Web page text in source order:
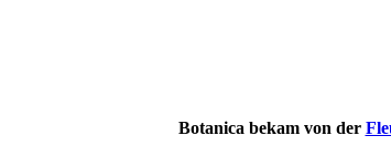
Botanica bekam von der